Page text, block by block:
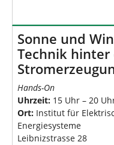
Sonne und
Technik
Hands-On
Uhrzeit: 15 Uhr – 20
Ort: Institut für
Energiesysteme
Leibnizstrasse 28